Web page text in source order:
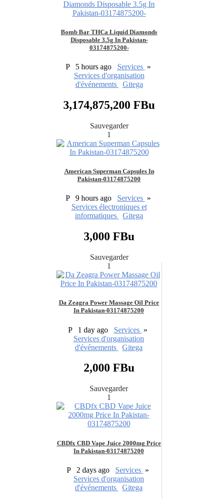
Bomb Bar THCa Liquid Diamonds
Disposable 3.5g In Pakistan-
03174875200-
P 5 hours ago Services »
Services d'organisation
d'événements
Gitega
3,174,875,200 FBu
Sauvegarder
1
American Superman Capsules In
Pakistan-03174875200
P 9 hours ago Services »
Services électroniques et
informatiques
Gitega
3,000 FBu
Sauvegarder
1
Da Zeagra Power Massage Oil Price
In Pakistan-03174875200
P 1 day ago Services »
Services d'organisation
d'événements
Gitega
2,000 FBu
Sauvegarder
1
CBDfx CBD Vape Juice 2000mg Price
In Pakistan-03174875200
P 2 days ago Services »
Services d'organisation
d'événements
Gitega